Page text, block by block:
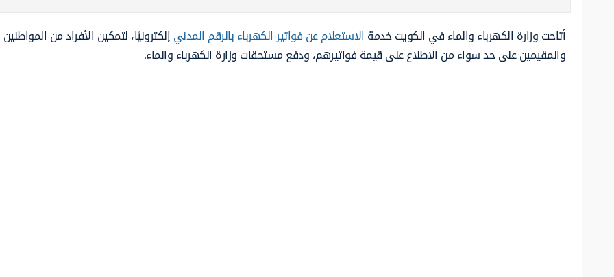
أتاحت وزارة الكهرباء والماء في الكويت خدمة الاستعلام عن فواتير الكهرباء بالرقم المدنيإلكترونيًا، لتمكين الأفراد من المواطنين
والمقيمين على حد سواء من الاطلاع على قيمة فواتيرهم، ودفع مستحقات وزارة الكهرباء والماء.